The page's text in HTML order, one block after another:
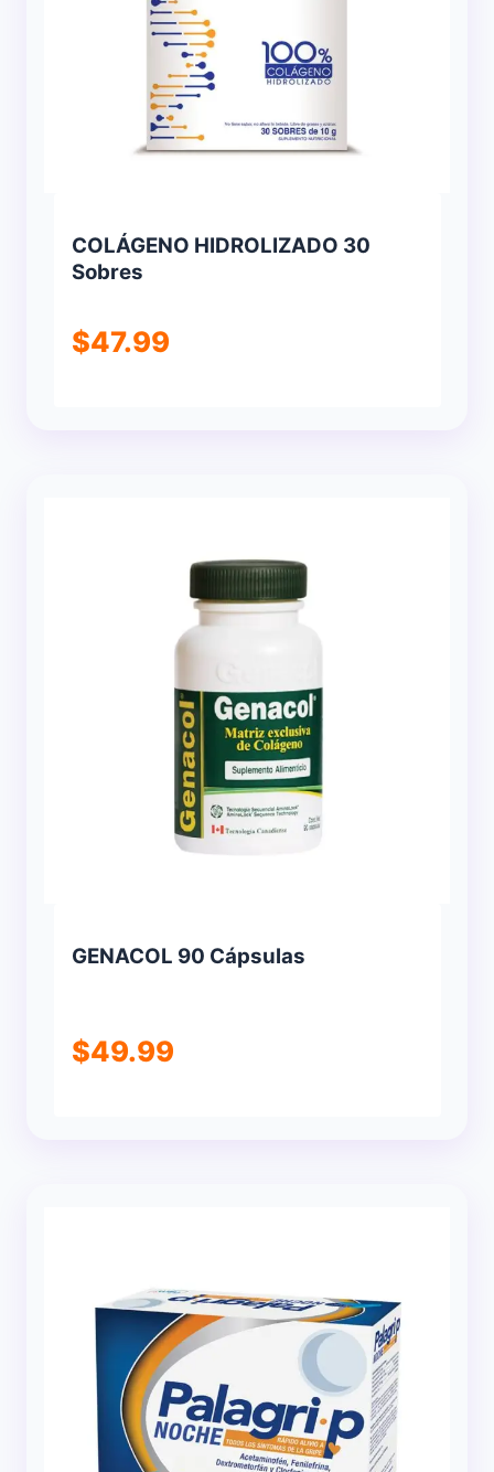
COLÁGENO HIDROLIZADO 30
Sobres
$47.99
GENACOL 90 Cápsulas
$49.99